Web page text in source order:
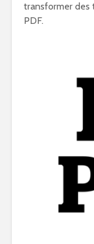
transformer des
PDF.